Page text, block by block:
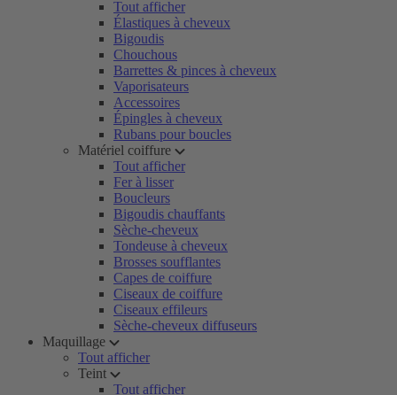
Tout afficher
Élastiques à cheveux
Bigoudis
Chouchous
Barrettes & pinces à cheveux
Vaporisateurs
Accessoires
Épingles à cheveux
Rubans pour boucles
Matériel coiffure
Tout afficher
Fer à lisser
Boucleurs
Bigoudis chauffants
Sèche-cheveux
Tondeuse à cheveux
Brosses soufflantes
Capes de coiffure
Ciseaux de coiffure
Ciseaux effileurs
Sèche-cheveux diffuseurs
Maquillage
Tout afficher
Teint
Tout afficher